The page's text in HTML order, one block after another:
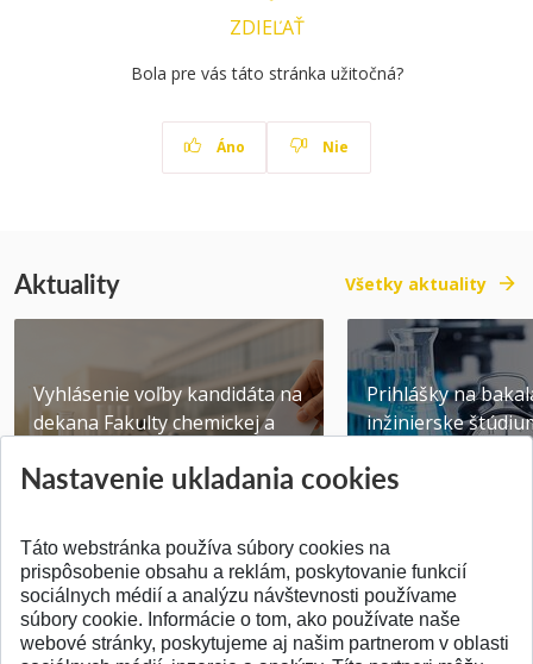
ZDIEĽAŤ
Bola pre vás táto stránka užitočná?
Áno Nie
Aktuality Všetky aktuality
Vyhlásenie voľby kandidáta na
dekana Fakulty chemickej a
Publikované 31.07.2026
Prihlášky na
inžinierske
Publikované
SPÄŤ NA VRCH
Nastavenie ukladania cookies
Táto webstránka používa súbory cookies na
prispôsobenie obsahu a reklám, poskytovanie funkcií
sociálnych médií a analýzu návštevnosti používame
súbory cookie. Informácie o tom, ako používate naše
webové stránky, poskytujeme aj našim partnerom v oblasti